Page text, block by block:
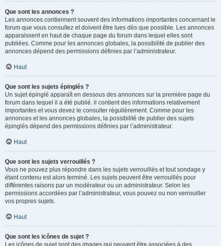
Que sont les annonces ?
Les annonces contiennent souvent des informations importantes concernant le
forum que vous consultez et doivent être lues dès que possible. Les annonces
apparaissent en haut de chaque page du forum dans lequel elles sont
publiées. Comme pour les annonces globales, la possibilité de publier des
annonces dépend des permissions définies par l’administrateur.
Haut
Que sont les sujets épinglés ?
Un sujet épinglé apparaît en dessous des annonces sur la première page du
forum dans lequel il a été publié. il contient des informations relativement
importantes et vous devez le consulter régulièrement. Comme pour les
annonces et les annonces globales, la possibilité de publier des sujets
épinglés dépend des permissions définies par l’administrateur.
Haut
Que sont les sujets verrouillés ?
Vous ne pouvez plus répondre dans les sujets verrouillés et tout sondage y
étant contenu est alors terminé. Les sujets peuvent être verrouillés pour
différentes raisons par un modérateur ou un administrateur. Selon les
permissions accordées par l’administrateur, vous pouvez ou non verrouiller
vos propres sujets.
Haut
Que sont les icônes de sujet ?
Les icônes de sujet sont des images qui peuvent être associées à des